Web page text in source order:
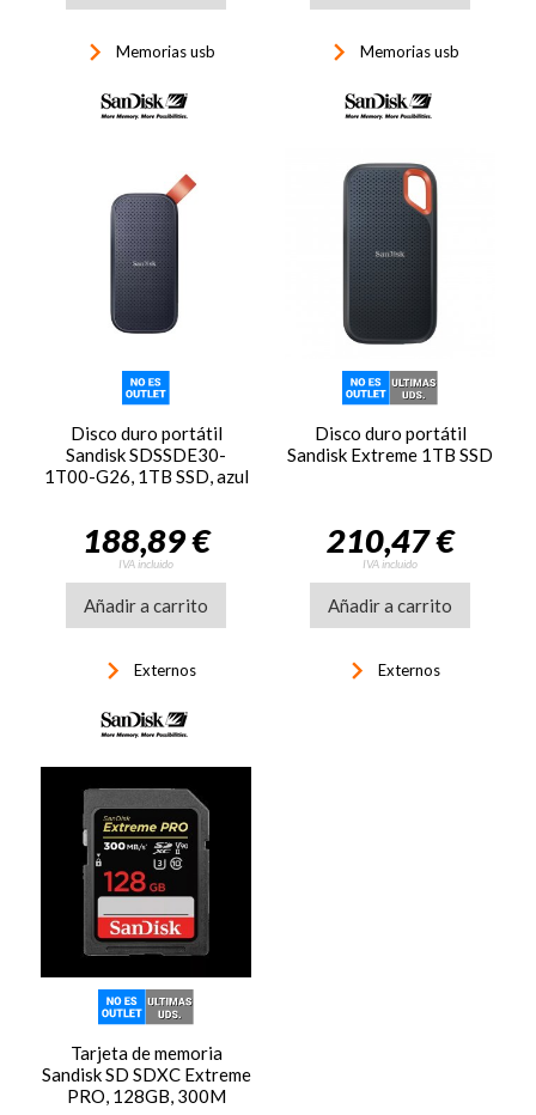
keyboard_arrow_right Memorias usb keyboard_arrow_right Memorias usb
Disco duro portátil
Sandisk SDSSDE30-
1T00-G26, 1TB SSD, azul
188,89 €
IVA incluido
Añadir a carrito
keyboard_arrow_right Externos
Disco duro portátil
Sandisk Extreme 1TB SSD
210,47 €
IVA incluido
Añadir a carrito
keyboard_arrow_right Externos
Tarjeta de memoria
Sandisk SD SDXC Extreme
PRO, 128GB, 300M